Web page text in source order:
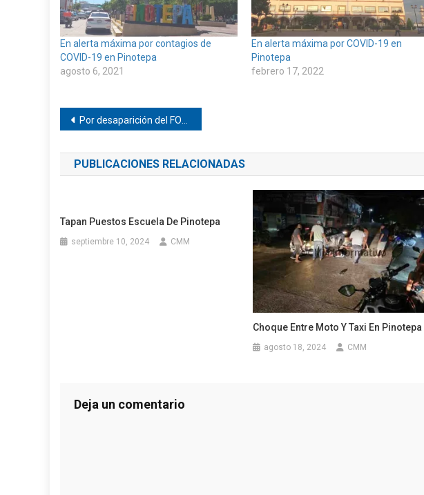
En alerta máxima por contagios de
COVID-19 en Pinotepa
agosto 6, 2021
En alerta máxima por COVID-19 en
Pinotepa
febrero 17, 2022
Navegación
de
entradas
Por desaparición del FONDEN se paró obra en el Carrizo, Pinotepa
PUBLICACIONES RELACIONADAS
Tapan Puestos Escuela De Pinotepa
septiembre 10, 2024 CMM
Choque Entre Moto Y Taxi En Pinotepa
agosto 18, 2024 CMM
Deja un comentario